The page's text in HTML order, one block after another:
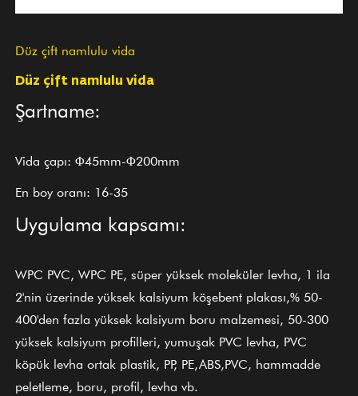
Düz çift namlulu vida
Düz çift namlulu vida
Şartname:
Vida çapı: Φ45mm-Φ200mm
En boy oranı: 16-35
Uygulama kapsamı:
WPC PVC, WPC PE, süper yüksek moleküler levha, 1 ila
2'nin üzerinde yüksek kalsiyum köşebent plakası,% 50-
400'den fazla yüksek kalsiyum boru malzemesi, 50-300
yüksek kalsiyum profilleri, yumuşak PVC levha, PVC
köpük levha ortak plastik, PP, PE,ABS,PVC, hammadde
peletleme, boru, profil, levha vb.